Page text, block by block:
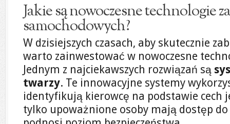
Jakie są nowoczesne technologie
samochodowych?
W dzisiejszych czasach, aby skutecznie
warto zainwestować w nowoczesne
Jednym z najciekawszych rozwiązań są
twarzy. Te innowacyjne systemy
identyfikują kierowcę na podstawie cech
tylko upoważnione osoby mają dostęp do